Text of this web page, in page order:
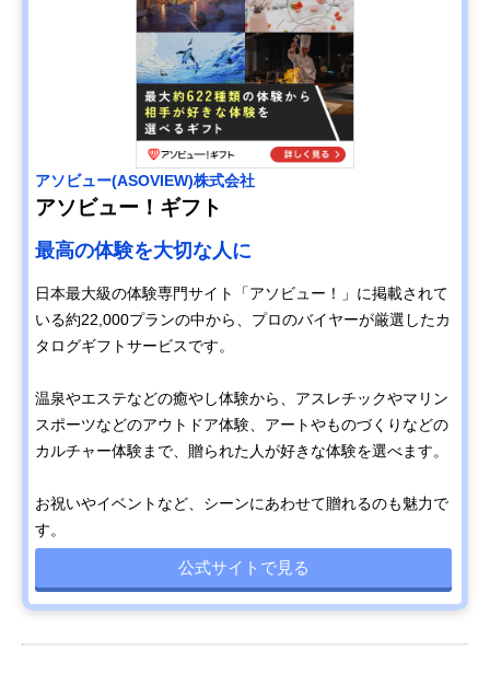
アソビュー(ASOVIEW)株式会社
アソビュー！ギフト
最高の体験を大切な人に
日本最大級の体験専門サイト「アソビュー！」に掲載されて
いる約22,000プランの中から、プロのバイヤーが厳選したカ
タログギフトサービスです。
温泉やエステなどの癒やし体験から、アスレチックやマリン
スポーツなどのアウトドア体験、アートやものづくりなどの
カルチャー体験まで、贈られた人が好きな体験を選べます。
お祝いやイベントなど、シーンにあわせて贈れるのも魅力で
す。
公式サイトで見る